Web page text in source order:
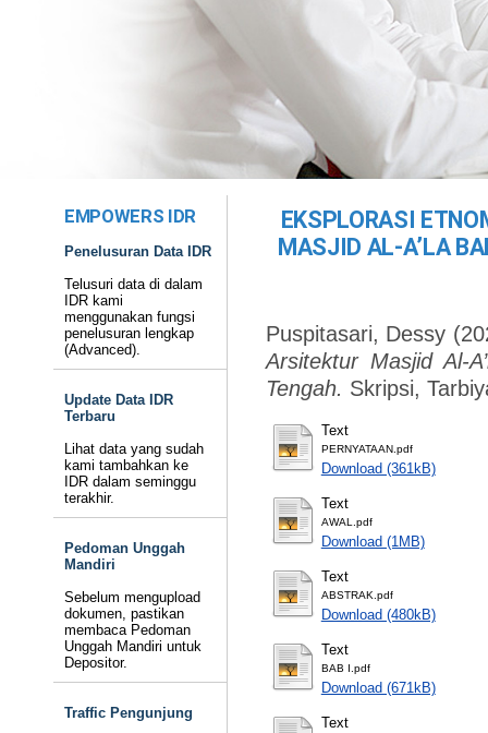
EMPOWERS IDR
Penelusuran Data IDR
Telusuri data di dalam
IDR kami
menggunakan fungsi
penelusuran lengkap
(Advanced).
Update Data IDR
Terbaru
Lihat data yang sudah
kami tambahkan ke
IDR dalam seminggu
terakhir.
Pedoman Unggah
Mandiri
Sebelum mengupload
dokumen, pastikan
membaca Pedoman
Unggah Mandiri untuk
Depositor.
Traffic Pengunjung
EKSPLORASI
MASJID AL-A’LA
Puspitasari, Dessy
Arsitektur Masjid Al-
Tengah. Skripsi,
Text
PERNYATAAN.pdf
Download (361kB)
Text
AWAL.pdf
Download (1MB)
Text
ABSTRAK.pdf
Download (480kB)
Text
BAB I.pdf
Download (671kB)
Text